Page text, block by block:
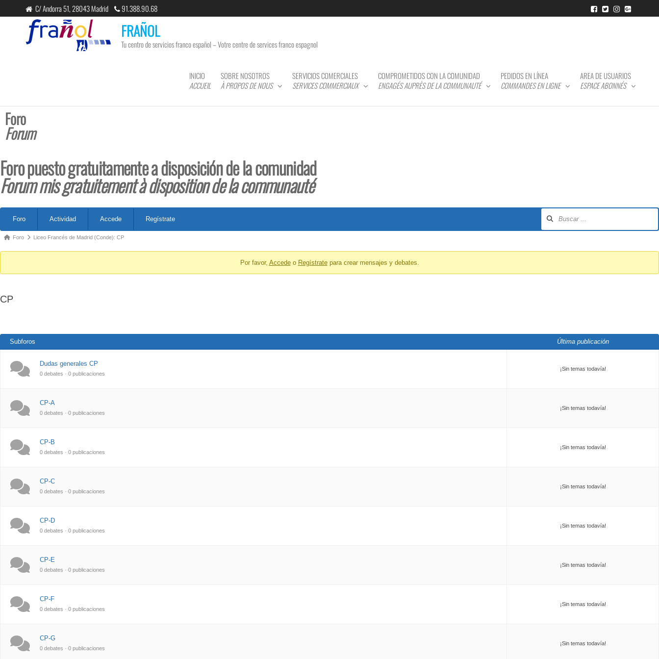
C/ Andorra 51, 28043 Madrid 91.388.90.68
FRAÑOL
Tu centro de servicios franco español – Votre centre de services franco espagnol
INICIO
ACCUEIL
SOBRE NOSOTROS
À PROPOS DE NOUS
SERVICIOS COMERCIALES
SERVICES COMMERCIAUX
COMPROMETIDOS CON LA COMUNIDAD
ENGAGÉS AUPRÈS DE LA COMMUNAUTÉ
PEDIDOS EN LÍNEA
COMMANDES EN LIGNE
AREA DE USUARIOS
ESPACE ABONNÉS
Foro
Forum
Foro puesto gratuitamente a disposición de la comunidad
Forum mis gratuitement à disposition de la communauté
Foro Actividad Accede Regístrate
Foro Liceo Francés de Madrid (Conde): CP
Por favor, Accedeo Regístratepara crear mensajes y debates.
CP
Subforos Última publicación
Dudas generales CP
0 debates · 0 publicaciones
¡Sin temas todavía!
CP-A
0 debates · 0 publicaciones
¡Sin temas todavía!
CP-B
0 debates · 0 publicaciones
¡Sin temas todavía!
CP-C
0 debates · 0 publicaciones
¡Sin temas todavía!
CP-D
0 debates · 0 publicaciones
¡Sin temas todavía!
CP-E
0 debates · 0 publicaciones
¡Sin temas todavía!
CP-F
0 debates · 0 publicaciones
¡Sin temas todavía!
CP-G
0 debates · 0 publicaciones
¡Sin temas todavía!